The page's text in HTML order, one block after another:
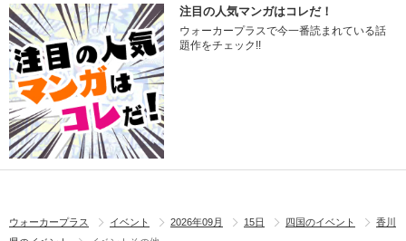
注目の人気マンガはコレだ！
ウォーカープラスで今一番読まれている話
題作をチェック!!
ウォーカープラス イベント 2026年09月 15日 四国のイベント
香川